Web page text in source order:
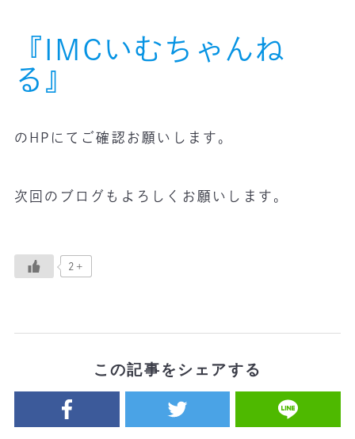
『IMCいむちゃんね
る』
のHPにてご確認お願いします。
次回のブログもよろしくお願いします。
2+
この記事をシェアする